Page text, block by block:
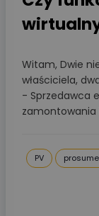
Witam, Dwie
właściciela,
- Sprzedawca
zamontowania
PV